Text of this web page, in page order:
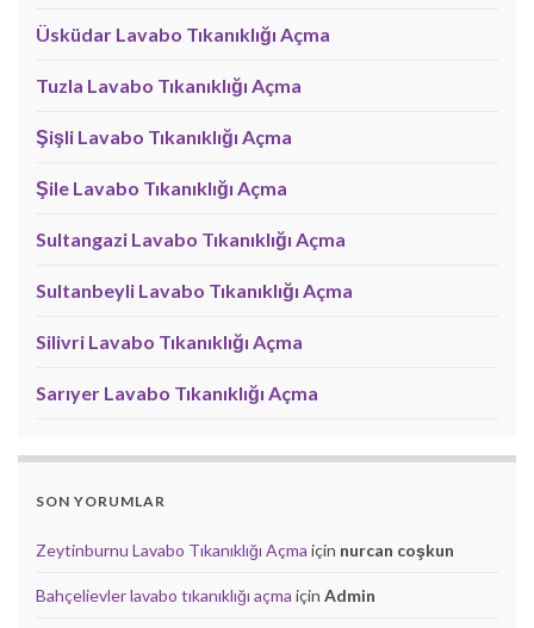
Üsküdar Lavabo Tıkanıklığı Açma
Tuzla Lavabo Tıkanıklığı Açma
Şişli Lavabo Tıkanıklığı Açma
Şile Lavabo Tıkanıklığı Açma
Sultangazi Lavabo Tıkanıklığı Açma
Sultanbeyli Lavabo Tıkanıklığı Açma
Silivri Lavabo Tıkanıklığı Açma
Sarıyer Lavabo Tıkanıklığı Açma
SON YORUMLAR
Zeytinburnu Lavabo Tıkanıklığı Açma için nurcan coşkun
Bahçelievler lavabo tıkanıklığı açma için Admin